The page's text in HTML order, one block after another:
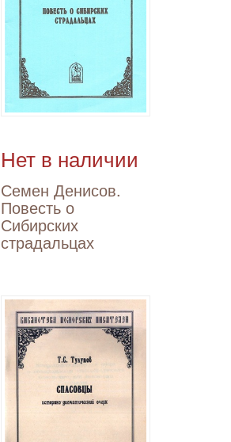
Нет в наличии
Семен Денисов.
Повесть о
Сибирских
страдальцах